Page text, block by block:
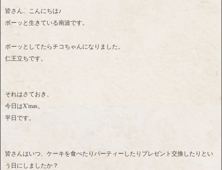
皆さん、こんにちは♪
ボーッと生きている南波です。
ボーッとしてたらチコちゃんになりました。
仁王立ちです。
それはさておき、
今日はX'mas。
平日です。
皆さんはいつ、ケーキを食べたりパーティーしたりプレゼント交換したりとい
う日にしましたか？